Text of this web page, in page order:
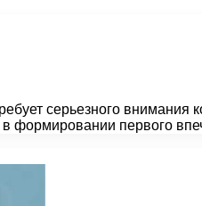
серьезного
формировании первого